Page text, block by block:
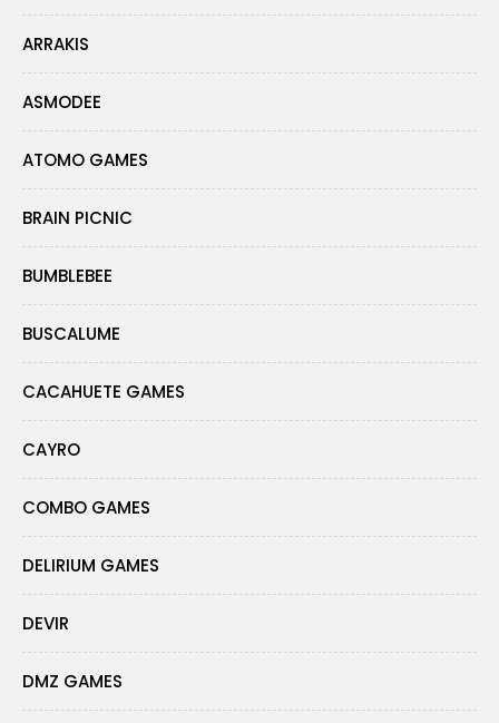
ARRAKIS
ASMODEE
ATOMO GAMES
BRAIN PICNIC
BUMBLEBEE
BUSCALUME
CACAHUETE GAMES
CAYRO
COMBO GAMES
DELIRIUM GAMES
DEVIR
DMZ GAMES